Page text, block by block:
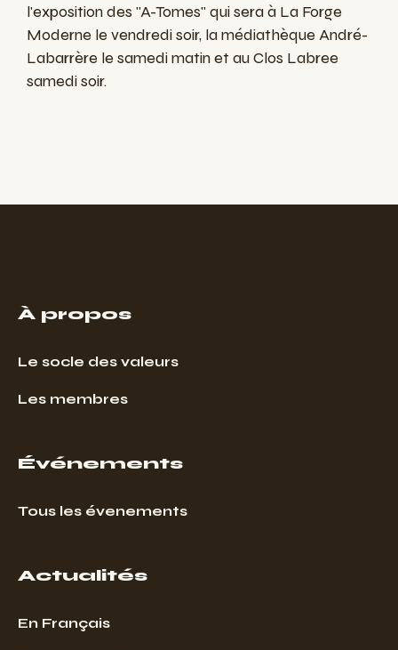
l'exposition des "A-Tomes" qui sera à La Forge
Moderne le vendredi soir, la médiathèque André-
Labarrère le samedi matin et au Clos Labree
samedi soir.
À propos
Le socle des valeurs
Les membres
Événements
Tous les évenements
Actualités
En Français